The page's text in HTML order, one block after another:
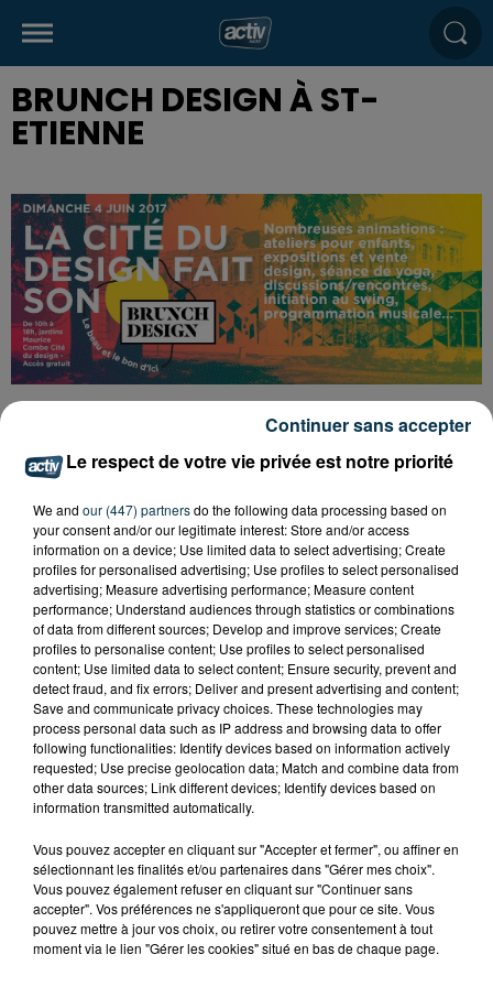
BRUNCH DESIGN À ST-
ETIENNE
Dimanche 4 juin, la Cité du Design fait son Brunch !
Rendez-vous de 10H à 18H dans le jardin Maurice
Combe à la Cité du Design de St-Etienne, pour de
nombreuses animations : ateliers pour enfants,
expositions et vente design, séance de yoga,
discussions/rencontres, initiation au swing,
programmation musicale...
Accès gratuit.
Infos surcitedudesign.com
Le respect de votre vie privée est notre priorité
We and our (447) partnersdo the following data processing based on
your consent and/or our legitimate interest: Store and/or access
information on a device; Use limited data to select advertising; Create
profiles for personalised advertising; Use profiles to select personalised
advertising; Measure advertising performance; Measure content
performance; Understand audiences through statistics or combinations
of data from different sources; Develop and improve services; Create
profiles to personalise content; Use profiles to select personalised
content; Use limited data to select content; Ensure security, prevent and
detect fraud, and fix errors; Deliver and present advertising and content;
Save and communicate privacy choices. These technologies may
process personal data such as IP address and browsing data to offer
following functionalities: Identify devices based on information actively
requested; Use precise geolocation data; Match and combine data from
other data sources; Link different devices; Identify devices based on
information transmitted automatically.
Vous pouvez accepter en cliquant sur "Accepter et fermer", ou affiner en
sélectionnant les finalités et/ou partenaires dans "Gérer mes choix".
Vous pouvez également refuser en cliquant sur "Continuer sans
accepter". Vos préférences ne s'appliqueront que pour ce site. Vous
pouvez mettre à jour vos choix, ou retirer votre consentement à tout
moment via le lien "Gérer les cookies" situé en bas de chaque page.
Continuer sans accepter